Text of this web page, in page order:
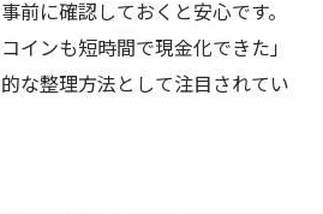
前に確認しておくと安心です。
インも短時間で現金化できた」
な整理方法として注目されてい